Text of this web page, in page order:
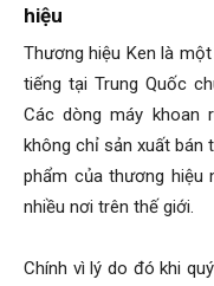
hiệu
Thương hiệu Ken là
tiếng tại Trung Quốc
Các dòng máy khoan
không chỉ sản xuất bán
phẩm của thương hiệu
nhiều nơi trên thế giới.
Chính vì lý do đó khi